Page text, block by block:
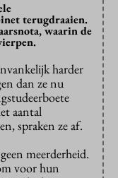
terugdraaien.
waarin de
harder
dan ze nu
aantal
spraken ze af.
meerderheid.
voor hun